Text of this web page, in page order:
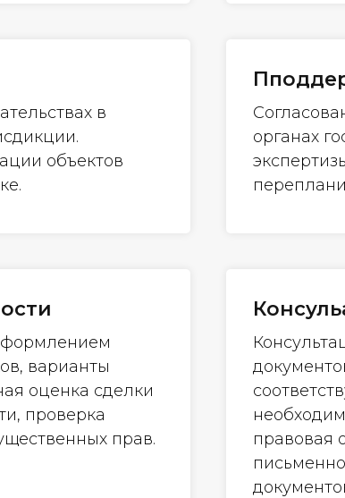
в
объектов
органах
варианты
оценка сделки
проверка
прав.
правовая